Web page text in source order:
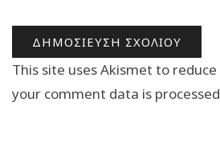
This site uses Akismet to reduce
your comment data is